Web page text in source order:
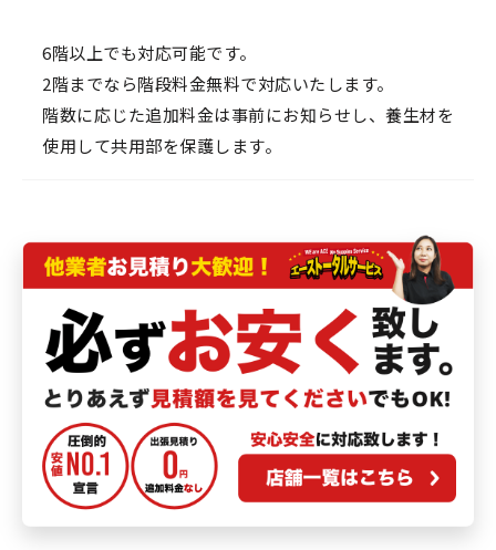
6階以上でも対応可能です。
2階までなら階段料金無料で対応いたします。
階数に応じた追加料金は事前にお知らせし、養生材を
使用して共用部を保護します。